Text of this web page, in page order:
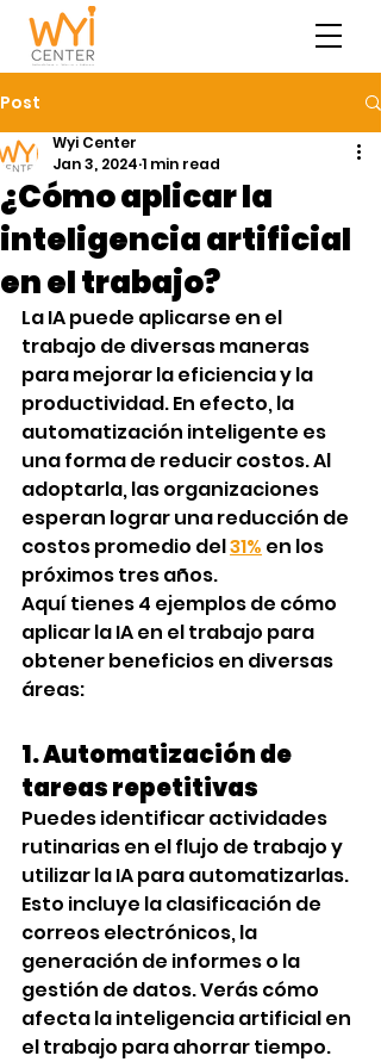
Post
¿Cómo aplicar la
inteligencia artificial
en el trabajo?
Wyi Center
Jan 3, 2024 1 min read
La IA puede aplicarse en el
trabajo de diversas maneras
para mejorar la eficiencia y la
productividad. En efecto, la
automatización inteligente es
una forma de reducir costos. Al
adoptarla, las organizaciones
esperan lograr una reducción de
costos promedio del 31% en los
próximos tres años.
Aquí tienes 4 ejemplos de cómo
aplicar la IA en el trabajo para
obtener beneficios en diversas
áreas:
1. Automatización de
tareas repetitivas
Puedes identificar actividades
rutinarias en el flujo de trabajo y
utilizar la IA para automatizarlas.
Esto incluye la clasificación de
correos electrónicos, la
generación de informes o la
gestión de datos. Verás cómo
afecta la inteligencia artificial en
el trabajo para ahorrar tiempo.